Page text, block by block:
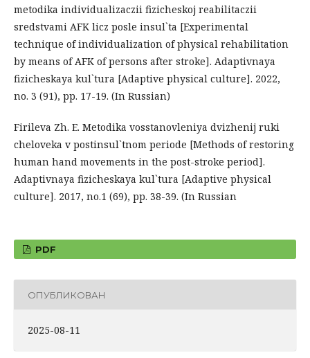
metodika individualizaczii fizicheskoj reabilitaczii
sredstvami AFK licz posle insul`ta [Experimental
technique of individualization of physical rehabilitation
by means of AFK of persons after stroke]. Adaptivnaya
fizicheskaya kul`tura [Adaptive physical culture]. 2022,
no. 3 (91), pp. 17-19. (In Russian)
Firileva Zh. E. Metodika vosstanovleniya dvizhenij ruki
cheloveka v postinsul`tnom periode [Methods of restoring
human hand movements in the post-stroke period].
Adaptivnaya fizicheskaya kul`tura [Adaptive physical
culture]. 2017, no.1 (69), pp. 38-39. (In Russian
PDF
ОПУБЛИКОВАН
2025-08-11